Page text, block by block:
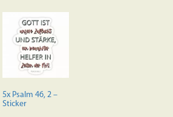
5x Psalm 46, 2 –
Sticker